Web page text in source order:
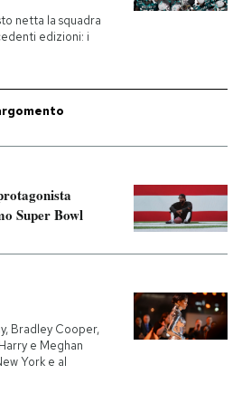
Ok Boomer!
netta la squadra
edizioni: i
Super Bowl
Bradley Cooper,
e Meghan
York e al